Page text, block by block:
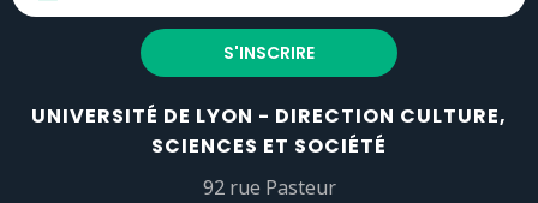
UNIVERSITÉ DE LYON - DIRECTION CULTURE,
SCIENCES ET SOCIÉTÉ
92 rue Pasteur